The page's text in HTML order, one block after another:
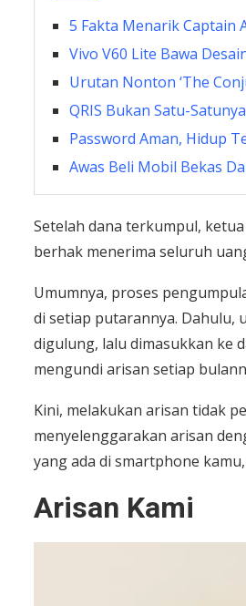
5 Fakta Menarik Captain
Vivo V60 Lite Bawa
Urutan Nonton ‘The
QRIS Bukan Satu-
Password Aman, Hidup
Awas Beli Mobil Bekas
Setelah dana terkumpul,
berhak menerima seluruh
Umumnya, proses
di setiap putarannya. Dahulu,
digulung, lalu dimasukkan ke
mengundi arisan setiap
Kini, melakukan arisan tidak
menyelenggarakan arisan
yang ada di smartphone kamu,
Arisan Kami